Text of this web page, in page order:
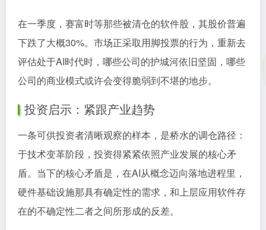
在一季度，赛富时等那些被清仓的软件股，其股价普遍
下跌了大概30%。市场正采取用脚投票的行为，重新去
评估处于AI时代时，哪些公司的护城河依旧坚固，哪些
公司的商业模式或许会变得脆弱到不堪的地步。
投资启示：紧跟产业趋势
一条可供投资者清晰观察的样本，是桥水的调仓路径：
于技术变革阶段，投资得紧紧依照产业发展的核心矛
盾。当下的核心矛盾是，在AI从概念迈向落地进程里，
硬件基础设施那具有确定性的需求，和上层应用软件存
在的不确定性二者之间所形成的反差。